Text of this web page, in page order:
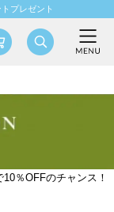
プレゼント
％OFFのチャンス！